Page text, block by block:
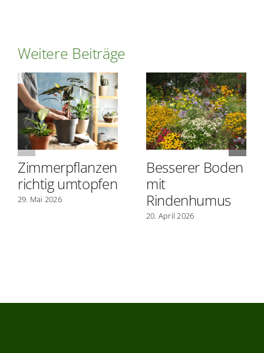
Weitere Beiträge
Zimmerpflanzen
richtig umtopfen
29. Mai 2026
Besserer Boden
mit
Rindenhumus
20. April 2026